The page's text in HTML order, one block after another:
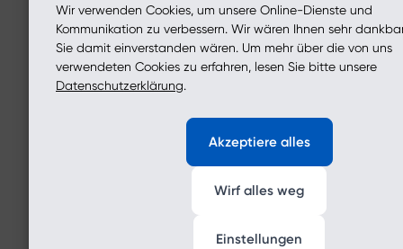
Wir verwenden Cookies, um unsere Online-Dienste und
Kommunikation zu verbessern. Wir wären Ihnen sehr
Sie damit einverstanden wären. Um mehr über die von uns
verwendeten Cookies zu erfahren, lesen Sie bitte unsere
Datenschutzerklärung.
Akzeptiere alles
Wirf alles weg
Einstellungen